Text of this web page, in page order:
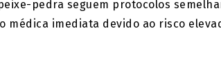
pedra seguem protocolos
médica imediata devido ao risco